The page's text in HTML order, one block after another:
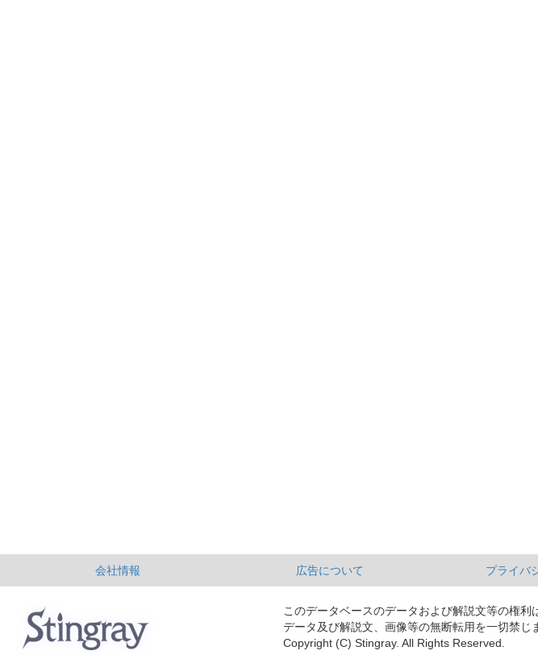
会社情報 広告について プライバ
このデータベースのデータおよび解説文等の権利
データ及び解説文、画像等の無断転用を一切禁じ
Copyright (C) Stingray. All Rights Reserved.